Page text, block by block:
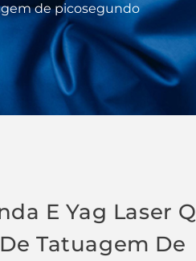
de picosegundo
E Yag Laser Q
Tatuagem De